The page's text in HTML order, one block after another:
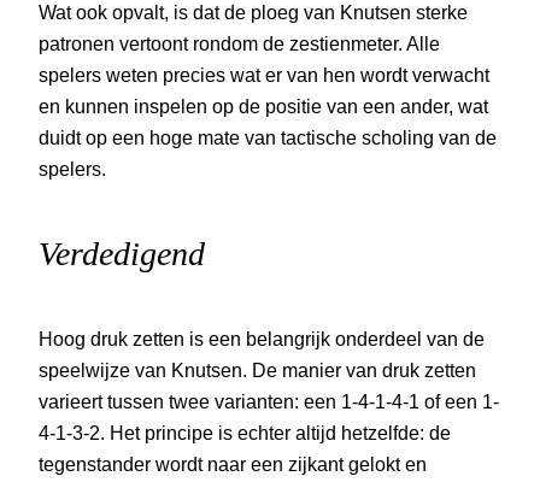
Wat ook opvalt, is dat de ploeg van Knutsen sterke
patronen vertoont rondom de zestienmeter. Alle
spelers weten precies wat er van hen wordt verwacht
en kunnen inspelen op de positie van een ander, wat
duidt op een hoge mate van tactische scholing van de
spelers.
Verdedigend
Hoog druk zetten is een belangrijk onderdeel van de
speelwijze van Knutsen. De manier van druk zetten
varieert tussen twee varianten: een 1-4-1-4-1 of een 1-
4-1-3-2. Het principe is echter altijd hetzelfde: de
tegenstander wordt naar een zijkant gelokt en